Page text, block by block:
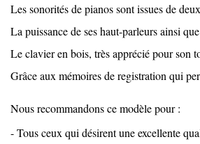
Les sonorités de pianos sont issues de
La puissance de ses haut-parleurs ainsi
Le clavier en bois, très apprécié pour son
Grâce aux mémoires de registration qui
Nous recommandons ce modèle pour :
- Tous ceux qui désirent une excellente